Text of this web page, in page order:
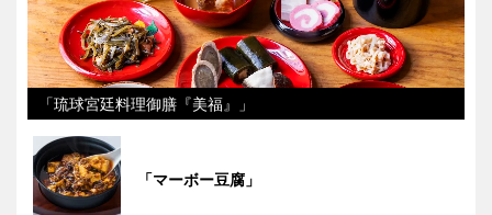
「琉球宮廷料理御膳『美福』」
「マーボー豆腐」